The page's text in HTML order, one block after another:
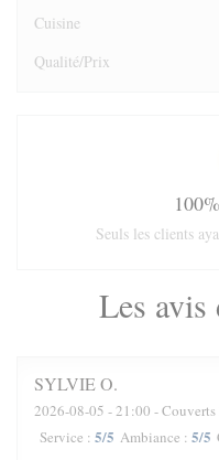
Les avis
SYLVIEO
2026-08-05 - 21:00 - Couverts
Service : 5/5 Ambiance : 5/5
Cuisine
Qualité/Prix
Seuls les clients